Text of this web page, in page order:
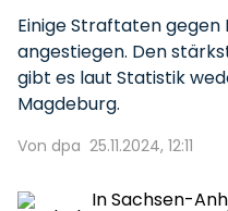
Einige Straftaten
angestiegen. Den
gibt es laut Statistik
Magdeburg.
Von dpa 25.11.2024, 12:11